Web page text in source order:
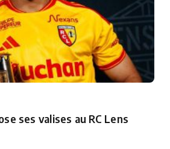
ses valises au RC Lens